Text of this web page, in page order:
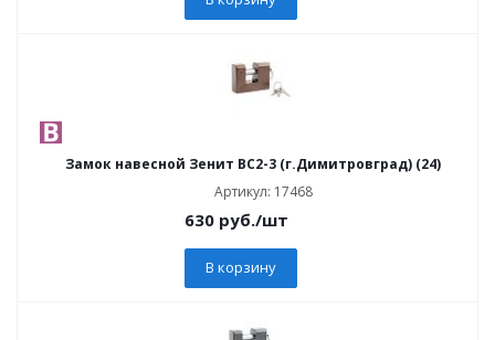
Замок навесной Зенит ВС2-3 (г.Димитровград) (24)
Артикул: 17468
630 руб./шт
В корзину